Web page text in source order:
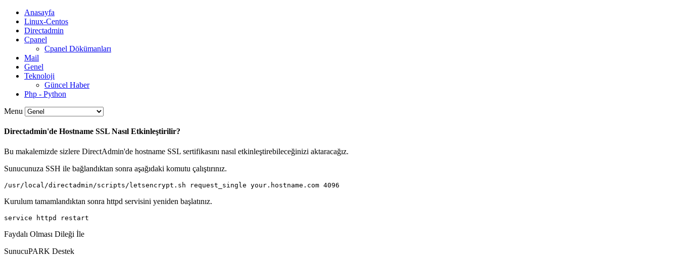
Anasayfa
Linux-Centos
Directadmin
Cpanel
Cpanel Dökümanları
Mail
Genel
Teknoloji
Güncel Haber
Php - Python
Menu
Directadmin'de Hostname SSL Nasıl Etkinleştirilir?
Bu makalemizde sizlere DirectAdmin'de hostname SSL sertifikasını nasıl etkinleştirebileceğinizi aktaracağız.
Sunucunuza SSH ile bağlandıktan sonra aşağıdaki komutu çalıştırınız.
/usr/local/directadmin/scripts/letsencrypt.sh request_single your.hostname.com 4096
Kurulum tamamlandıktan sonra httpd servisini yeniden başlatınız.
service httpd restart
Faydalı Olması Dileği İle
SunucuPARK Destek